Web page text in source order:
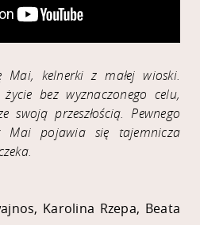
kelnerki z małej wioski.
bez wyznaczonego celu,
swoją przeszłością. Pewnego
pojawia się tajemnicza
Karolina Rzepa, Beata